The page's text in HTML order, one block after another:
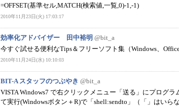
=OFFSET(基準セル,MATCH(検索値,一覧,0)-1,-1)
2010年11月23日(火) 17:03:17
効率化アドバイザー 田中裕明 @bit_a
今すぐ試せる便利なTips＆フリーソフト集（Windows、
2010年11月24日(水) 10:10:03
BIT-A スタッフのつぶやき @bit_a
VISTA Windows7 で右クリックメニュー「送る」にプログ
て実行(Windowsボタン＋R)で「shell:sendto」（「」はいら